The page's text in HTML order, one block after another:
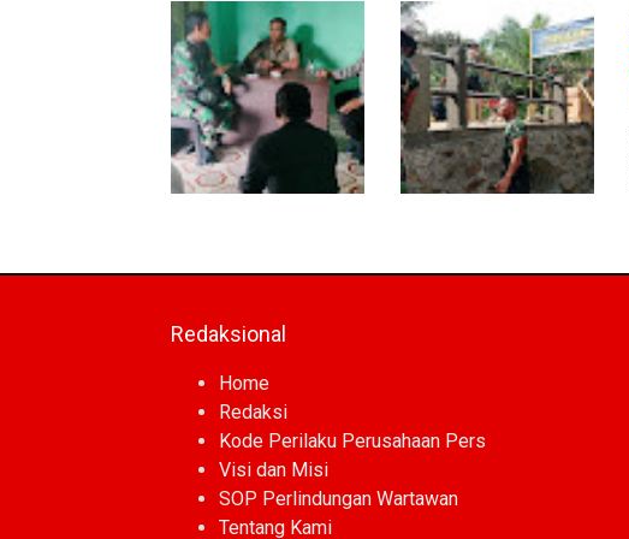
Komsos, Babinsa Ajak
Warga Jaga Keamanan
Lingkungan
Manunggal Air Masuki
Tahap Pendirian Tower
Polytank di Simpang Kiri
Kompak Gaungkan
Garuda, Pengecoran
Redaksional
Home
Redaksi
Kode Perilaku Perusahaan Pers
Visi dan Misi
SOP Perlindungan Wartawan
Tentang Kami